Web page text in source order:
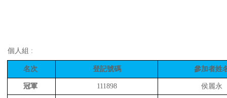
個人組 :
名次 登記號碼 參加者姓
冠軍 111898 侯麗永